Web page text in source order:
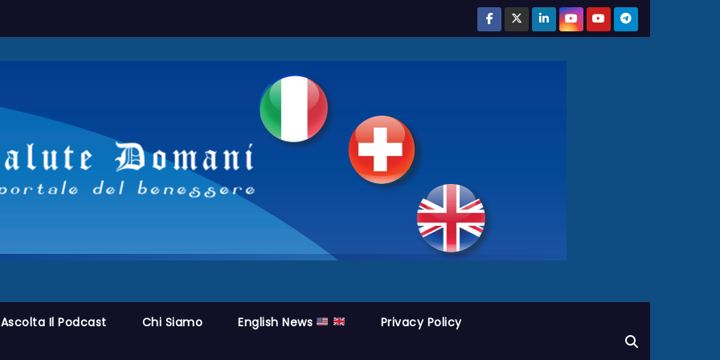
Ascolta Il Podcast Chi Siamo English News Privacy Policy